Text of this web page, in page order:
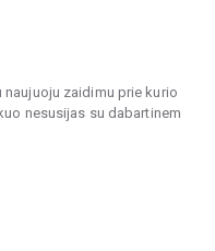
zaidimu prie kurio
nesusijas su dabartinem